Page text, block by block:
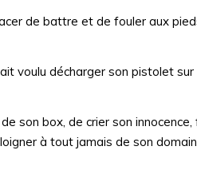
de battre et de fouler aux
voulu décharger son pistolet sur
son box, de crier son
à tout jamais de son